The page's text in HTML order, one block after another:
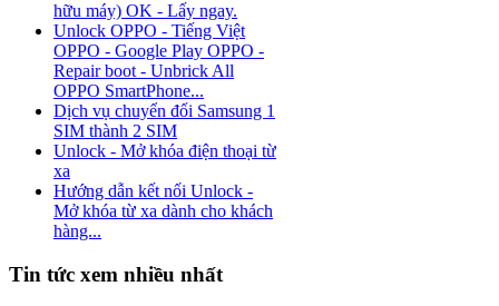
hữu máy) OK - Lấy ngay.
Unlock OPPO - Tiếng Việt
OPPO - Google Play OPPO -
Repair boot - Unbrick All
OPPO SmartPhone...
Dịch vụ chuyển đổi Samsung 1
SIM thành 2 SIM
Unlock - Mở khóa điện thoại từ
xa
Hướng dẫn kết nối Unlock -
Mở khóa từ xa dành cho khách
hàng...
Tin tức xem nhiều nhất